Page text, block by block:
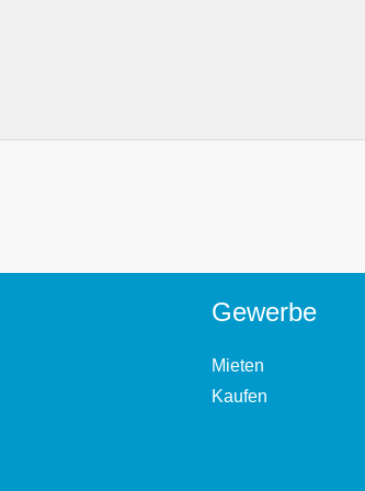
Gewerbe
Mieten
Kaufen